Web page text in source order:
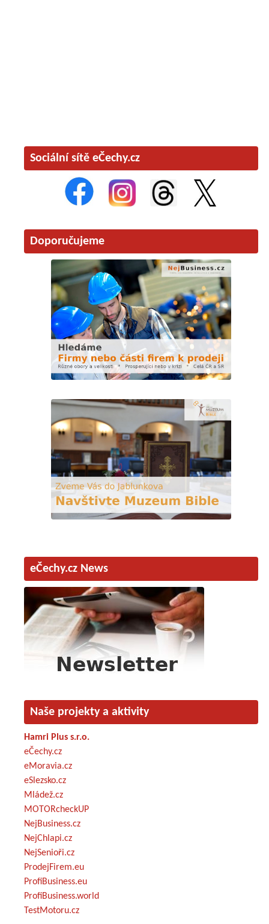
Sociální sítě eČechy.cz
Doporučujeme
eČechy.cz News
Naše projekty a aktivity
Hamri Plus s.r.o.
eČechy.cz
eMoravia.cz
eSlezsko.cz
Mládež.cz
MOTORcheckUP
NejBusiness.cz
NejChlapi.cz
NejSenioři.cz
ProdejFirem.eu
ProfiBusiness.eu
ProfiBusiness.world
TestMotoru.cz